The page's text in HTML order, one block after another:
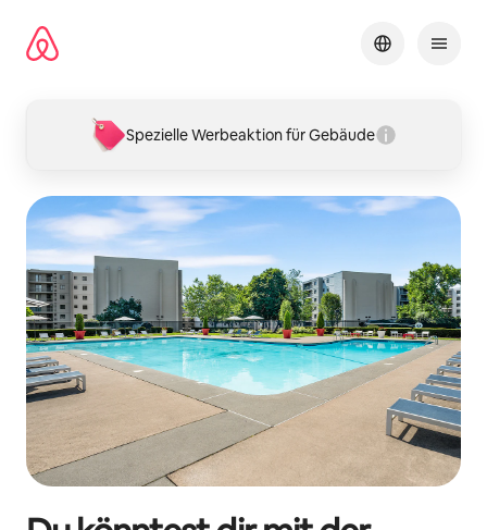
Inhalten
springen
Spezielle Werbeaktion für Gebäude